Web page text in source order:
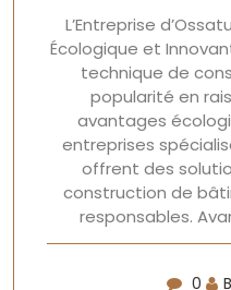
L’Entreprise
Écologique et
technique de
popularité en
avantages
entreprises
offrent des
construction de
responsables.
0